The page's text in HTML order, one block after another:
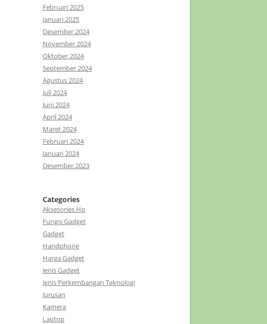
Februari 2025
Januari 2025
Desember 2024
November 2024
Oktober 2024
September 2024
Agustus 2024
Juli 2024
Juni 2024
April 2024
Maret 2024
Februari 2024
Januari 2024
Desember 2023
Categories
Aksesories Hp
Fungsi Gadget
Gadget
Handphone
Harga Gadget
Jenis Gadget
Jenis Perkembangan Teknologi
Jurusan
Kamera
Laptop